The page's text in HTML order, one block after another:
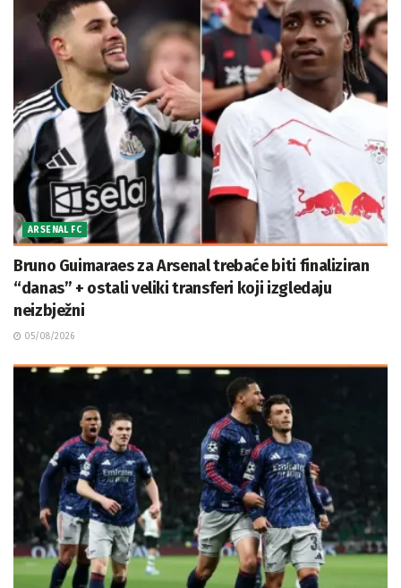
ARSENAL FC
Bruno Guimaraes za Arsenal trebaće biti finaliziran
“danas” + ostali veliki transferi koji izgledaju
neizbježni
05/08/2026